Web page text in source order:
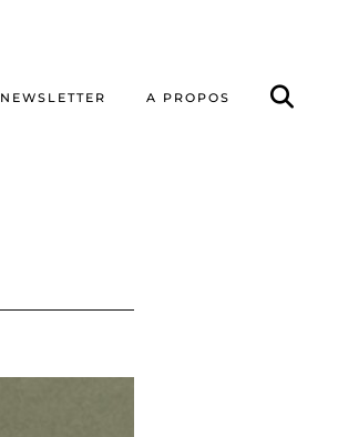
NEWSLETTER A PROPOS